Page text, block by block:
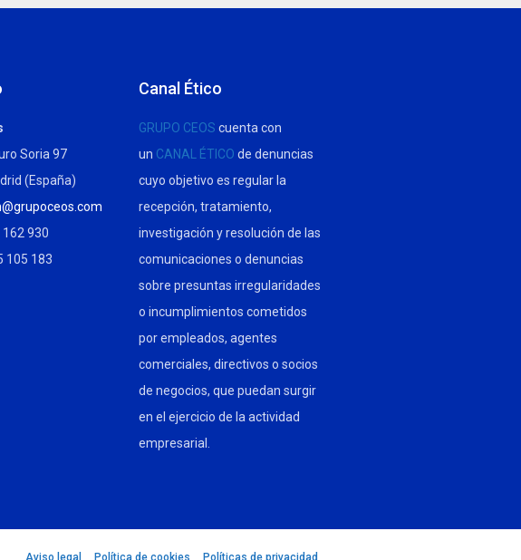
Soria 97
(España)
930
105 183
Canal Ético
GRUPO CEOS cuenta con
un CANAL ÉTICO de denuncias
cuyo objetivo es regular la
recepción, tratamiento,
investigación y resolución de las
comunicaciones o denuncias
sobre presuntas irregularidades
o incumplimientos cometidos
por empleados, agentes
comerciales, directivos o socios
de negocios, que puedan surgir
en el ejercicio de la actividad
empresarial.
Aviso legal Política de cookies Políticas de privacidad